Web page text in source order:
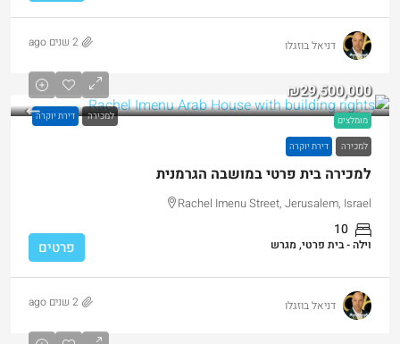
דניאל בוזגלו 2 שנים ago
מומלצים למכירה דירת יוקרה
₪29,500,000
למכירה דירת יוקרה
למכירה בית פרטי במושבה הגרמנית
Rachel Imenu Street, Jerusalem, Israel
10
וילה - בית פרטי, מגרש פרטים
דניאל בוזגלו 2 שנים ago